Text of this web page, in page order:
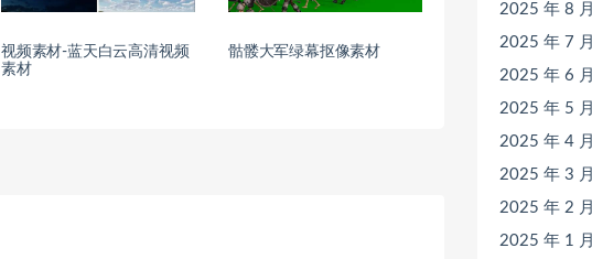
视频素材-蓝天白云高清视频
素材
骷髅大军绿幕抠像素材
2025 年 8 月
2025 年 7 月
2025 年 6 月
2025 年 5 月
2025 年 4 月
2025 年 3 月
2025 年 2 月
2025 年 1 月